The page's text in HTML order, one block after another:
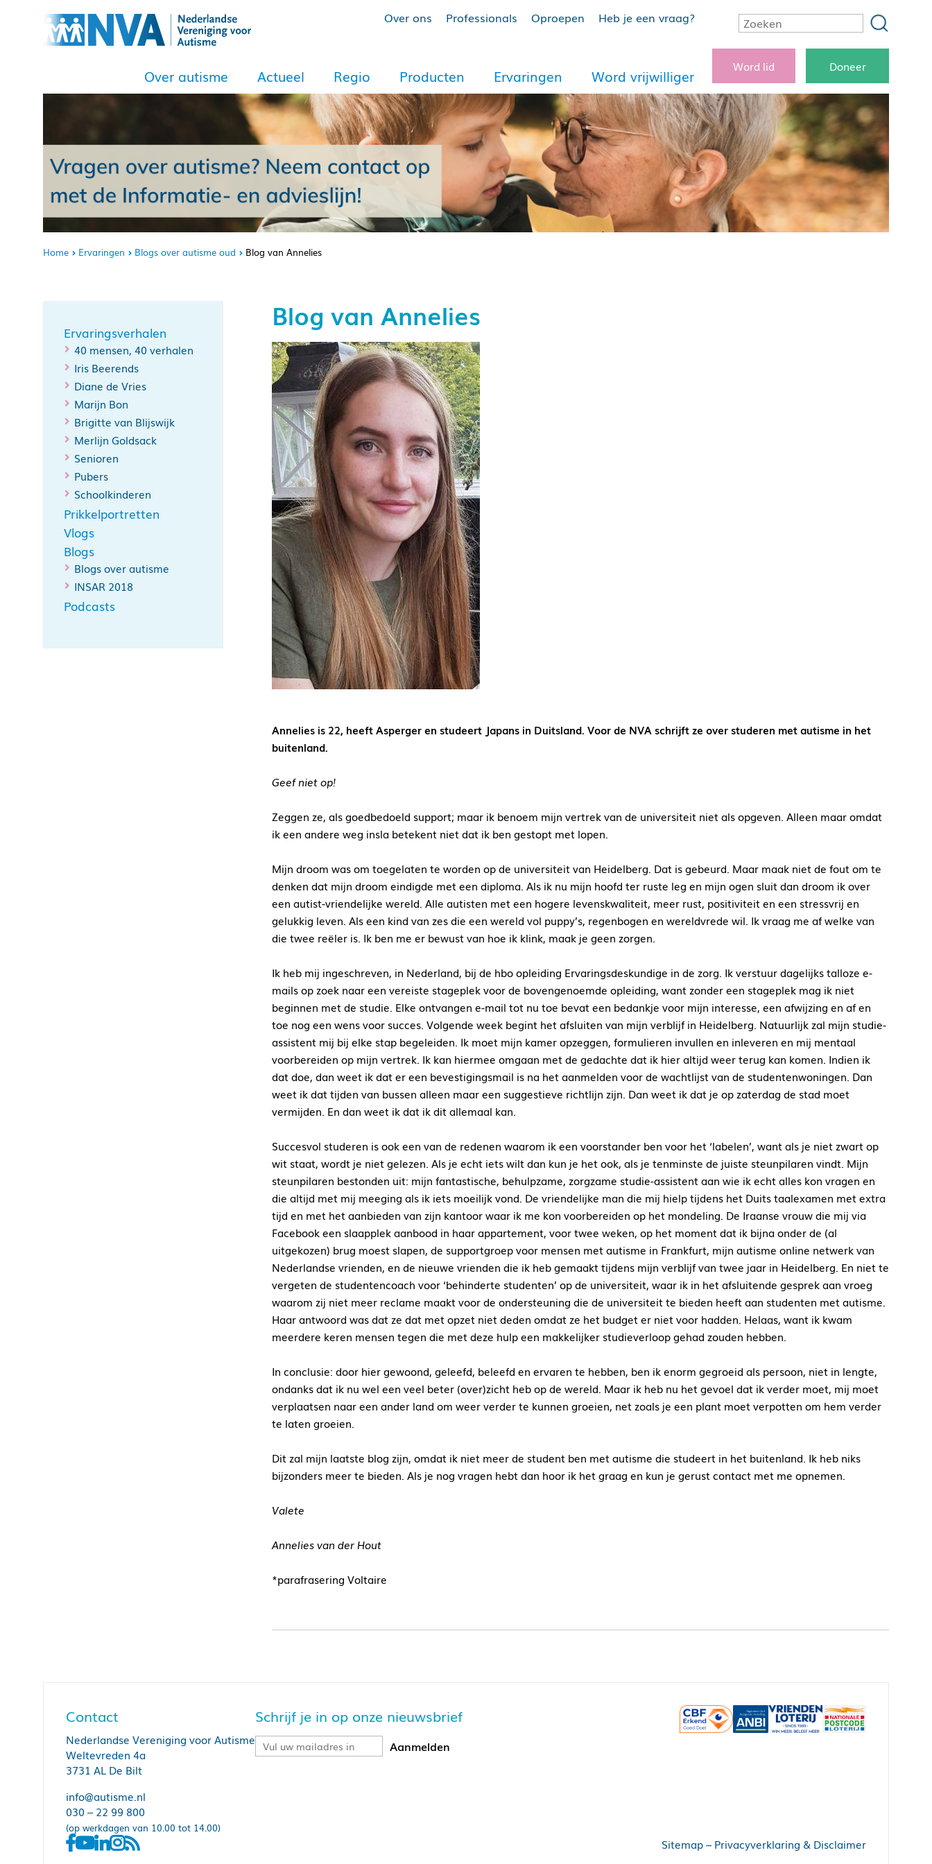
Over ons Professionals Oproepen Heb je een vraag?
Over autisme Actueel Regio Producten Ervaringen Word vrijwilliger
Word lid Doneer
Home Ervaringen Blogs over autisme oud Blog van Annelies
Ervaringsverhalen
40 mensen, 40 verhalen
Iris Beerends
Diane de Vries
Marijn Bon
Brigitte van Blijswijk
Merlijn Goldsack
Senioren
Pubers
Schoolkinderen
Prikkelportretten
Vlogs
Blogs
Blogs over autisme
INSAR 2018
Podcasts
Blog van Annelies
Annelies is 22, heeft Asperger en studeert Japans in Duitsland. Voor de NVA schrijft ze over studeren met autisme in het
buitenland.
Geef niet op!
Zeggen ze, als goedbedoeld support; maar ik benoem mijn vertrek van de universiteit niet als opgeven. Alleen maar omdat
ik een andere weg insla betekent niet dat ik ben gestopt met lopen.
Mijn droom was om toegelaten te worden op de universiteit van Heidelberg. Dat is gebeurd. Maar maak niet de fout om te
denken dat mijn droom eindigde met een diploma. Als ik nu mijn hoofd ter ruste leg en mijn ogen sluit dan droom ik over
een autist-vriendelijke wereld. Alle autisten met een hogere levenskwaliteit, meer rust, positiviteit en een stressvrij en
gelukkig leven. Als een kind van zes die een wereld vol puppy’s, regenbogen en wereldvrede wil. Ik vraag me af welke van
die twee reëler is. Ik ben me er bewust van hoe ik klink, maak je geen zorgen.
Ik heb mij ingeschreven, in Nederland, bij de hbo opleiding Ervaringsdeskundige in de zorg. Ik verstuur dagelijks talloze e-
mails op zoek naar een vereiste stageplek voor de bovengenoemde opleiding, want zonder een stageplek mag ik niet
beginnen met de studie. Elke ontvangen e-mail tot nu toe bevat een bedankje voor mijn interesse, een afwijzing en af en
toe nog een wens voor succes. Volgende week begint het afsluiten van mijn verblijf in Heidelberg. Natuurlijk zal mijn studie-
assistent mij bij elke stap begeleiden. Ik moet mijn kamer opzeggen, formulieren invullen en inleveren en mij mentaal
voorbereiden op mijn vertrek. Ik kan hiermee omgaan met de gedachte dat ik hier altijd weer terug kan komen. Indien ik
dat doe, dan weet ik dat er een bevestigingsmail is na het aanmelden voor de wachtlijst van de studentenwoningen. Dan
weet ik dat tijden van bussen alleen maar een suggestieve richtlijn zijn. Dan weet ik dat je op zaterdag de stad moet
vermijden. En dan weet ik dat ik dit allemaal kan.
Succesvol studeren is ook een van de redenen waarom ik een voorstander ben voor het ‘labelen’, want als je niet zwart op
wit staat, wordt je niet gelezen. Als je echt iets wilt dan kun je het ook, als je tenminste de juiste steunpilaren vindt. Mijn
steunpilaren bestonden uit: mijn fantastische, behulpzame, zorgzame studie-assistent aan wie ik echt alles kon vragen en
die altijd met mij meeging als ik iets moeilijk vond. De vriendelijke man die mij hielp tijdens het Duits taalexamen met extra
tijd en met het aanbieden van zijn kantoor waar ik me kon voorbereiden op het mondeling. De Iraanse vrouw die mij via
Facebook een slaapplek aanbood in haar appartement, voor twee weken, op het moment dat ik bijna onder de (al
uitgekozen) brug moest slapen, de supportgroep voor mensen met autisme in Frankfurt, mijn autisme online netwerk van
Nederlandse vrienden, en de nieuwe vrienden die ik heb gemaakt tijdens mijn verblijf van twee jaar in Heidelberg. En niet te
vergeten de studentencoach voor ‘behinderte studenten’ op de universiteit, waar ik in het afsluitende gesprek aan vroeg
waarom zij niet meer reclame maakt voor de ondersteuning die de universiteit te bieden heeft aan studenten met autisme.
Haar antwoord was dat ze dat met opzet niet deden omdat ze het budget er niet voor hadden. Helaas, want ik kwam
meerdere keren mensen tegen die met deze hulp een makkelijker studieverloop gehad zouden hebben.
In conclusie: door hier gewoond, geleefd, beleefd en ervaren te hebben, ben ik enorm gegroeid als persoon, niet in lengte,
ondanks dat ik nu wel een veel beter (over)zicht heb op de wereld. Maar ik heb nu het gevoel dat ik verder moet, mij moet
verplaatsen naar een ander land om weer verder te kunnen groeien, net zoals je een plant moet verpotten om hem verder
te laten groeien.
Dit zal mijn laatste blog zijn, omdat ik niet meer de student ben met autisme die studeert in het buitenland. Ik heb niks
bijzonders meer te bieden. Als je nog vragen hebt dan hoor ik het graag en kun je gerust contact met me opnemen.
Valete
Annelies van der Hout
*parafrasering Voltaire
Contact
Nederlandse Vereniging voor Autisme
Weltevreden 4a
3731 AL De Bilt
info@autisme.nl
030 – 22 99 800
(op werkdagen van 10.00 tot 14.00)
Schrijf je in op onze nieuwsbrief
Sitemap– Privacyverklaring & Disclaimer